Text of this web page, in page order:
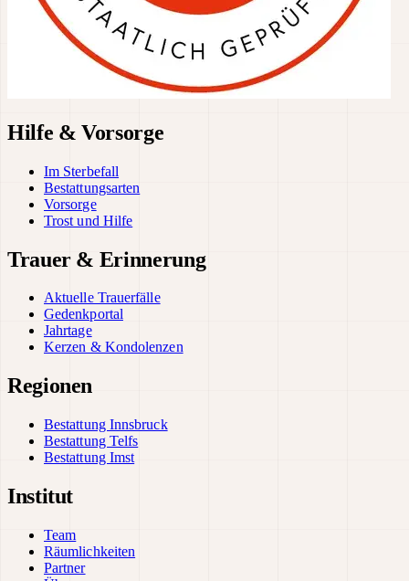
Hilfe & Vorsorge
Im Sterbefall
Bestattungsarten
Vorsorge
Trost und Hilfe
Trauer & Erinnerung
Aktuelle Trauerfälle
Gedenkportal
Jahrtage
Kerzen & Kondolenzen
Regionen
Bestattung Innsbruck
Bestattung Telfs
Bestattung Imst
Institut
Team
Räumlichkeiten
Partner